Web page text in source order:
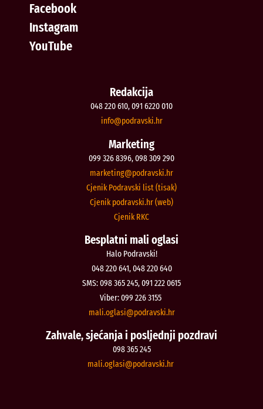
Facebook
Instagram
YouTube
Redakcija
048 220 610, 091 6220 010
rh.iksvardop
@ofni
Marketing
099 326 8396, 098 309 290
rh.iksvardop
@gnitekram
Cjenik Podravski list (tisak)
Cjenik podravski.hr (web)
Cjenik RKC
Besplatni mali oglasi
Halo Podravski!
048 220 641, 048 220 640
SMS: 098 365 245, 091 222 0615
Viber: 099 226 3155
rh.iksvardop
@isalgo.ilam
Zahvale, sjećanja i posljednji pozdravi
098 365 245
rh.iksvardop
@isalgo.ilam